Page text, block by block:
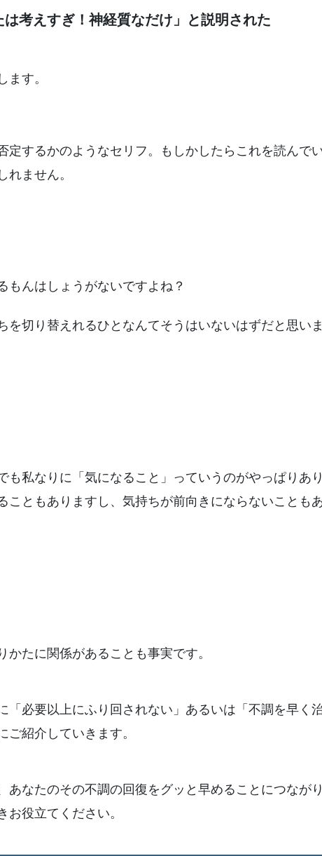
考えすぎ！神経質なだけ」と説明された
ます。
定するかのようなセリフ。もしかしたらこれを読んで
れません。
もんはしょうがないですよね？
を切り替えれるひとなんてそうはいないはずだと思いま
も私なりに「気になること」っていうのがやっぱりあり
こともありますし、気持ちが前向きにならないことも
たに関係があることも事実です。
「必要以上にふり回されない」あるいは「不調を早く
紹介していきます。
あなたのその不調の回復をグッと早めることにつながり
お役立てください。